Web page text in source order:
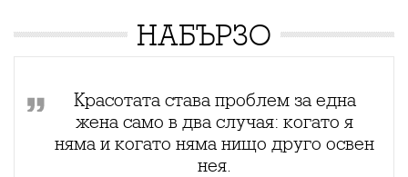
НАБЪРЗО
Красотата става проблем за една
жена само в два случая: когато я
няма и когато няма нищо друго освен
нея.